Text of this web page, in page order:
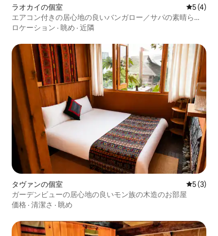
ラオカイの個室 レビュー
5 (4)
エアコン付きの居心地の良いバンガロー／サパの素晴らし
い山の景色／
ロケーション · 眺め · 近隣
タヴァンの個室 レビュー
5 (3)
ガーデンビューの居心地の良いモン族の木造のお部屋
価格 · 清潔さ · 眺め